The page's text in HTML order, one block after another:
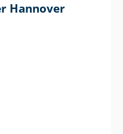
Hannover